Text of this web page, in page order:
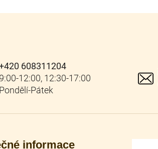
608311204
informace